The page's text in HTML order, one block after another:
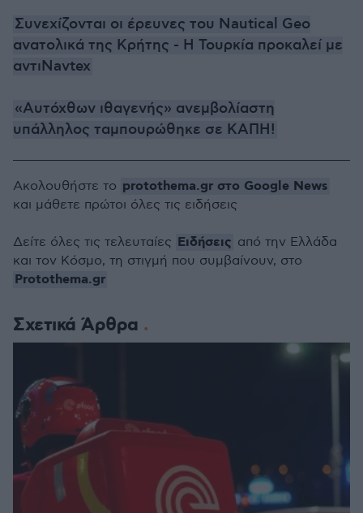
Συνεχίζονται οι έρευνες του Nautical Geo
ανατολικά της Κρήτης - Η Τουρκία προκαλεί με
αντιNavtex
«Αυτόχθων ιθαγενής» ανεμβολίαστη
υπάλληλος ταμπουρώθηκε σε ΚΑΠΗ!
Σχετικά Άρθρα
Ακολουθήστε το protothema.gr στο Google News
και μάθετε πρώτοι όλες τις ειδήσεις
Δείτε όλες τις τελευταίες Ειδήσεις από την Ελλάδα
και τον Κόσμο, τη στιγμή που συμβαίνουν, στο
Protothema.gr